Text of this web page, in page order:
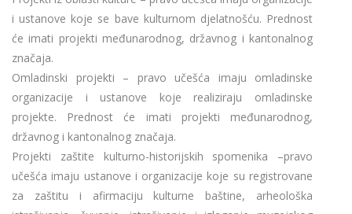
i ustanove koje se bave kulturnom djelatnošću. Prednost
će imati projekti međunarodnog, državnog i kantonalnog
značaja.
Omladinski projekti – pravo učešća imaju omladinske
organizacije i ustanove koje realiziraju omladinske
projekte. Prednost će imati projekti međunarodnog,
državnog i kantonalnog značaja.
Projekti zaštite kulturno-historijskih spomenika –pravo
učešća imaju ustanove i organizacije koje su registrovane
za zaštitu i afirmaciju kulturne baštine, arheološka